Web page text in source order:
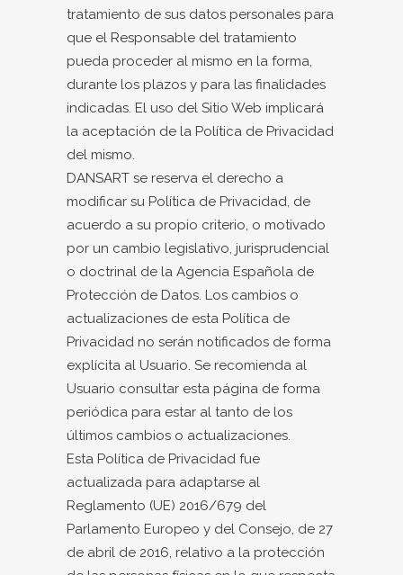
tratamiento de sus datos personales para
que el Responsable del tratamiento
pueda proceder al mismo en la forma,
durante los plazos y para las finalidades
indicadas. El uso del Sitio Web implicará
la aceptación de la Política de Privacidad
del mismo.
DANSART se reserva el derecho a
modificar su Política de Privacidad, de
acuerdo a su propio criterio, o motivado
por un cambio legislativo, jurisprudencial
o doctrinal de la Agencia Española de
Protección de Datos. Los cambios o
actualizaciones de esta Política de
Privacidad no serán notificados de forma
explícita al Usuario. Se recomienda al
Usuario consultar esta página de forma
periódica para estar al tanto de los
últimos cambios o actualizaciones.
Esta Política de Privacidad fue
actualizada para adaptarse al
Reglamento (UE) 2016/679 del
Parlamento Europeo y del Consejo, de 27
de abril de 2016, relativo a la protección